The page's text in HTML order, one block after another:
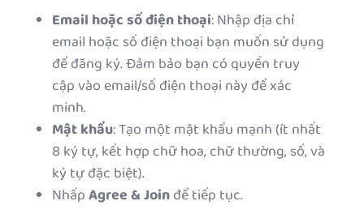
Email hoặc số điện thoại: Nhập địa chỉ
email hoặc số điện thoại bạn muốn sử dụng
để đăng ký. Đảm bảo bạn có quyền truy
cập vào email/số điện thoại này để xác
minh.
Mật khẩu: Tạo một mật khẩu mạnh (ít nhất
8 ký tự, kết hợp chữ hoa, chữ thường, số, và
ký tự đặc biệt).
NhấpAgree & Joinđể tiếp tục.